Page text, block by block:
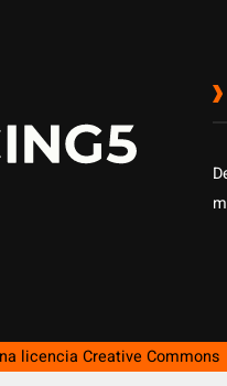
licencia Creative Commons